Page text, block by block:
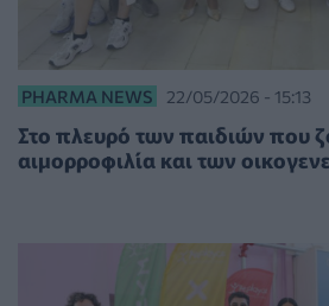
PHARMA NEWS 22/05/2026 - 15:13
Στο πλευρό των παιδιών που
αιμορροφιλία και των